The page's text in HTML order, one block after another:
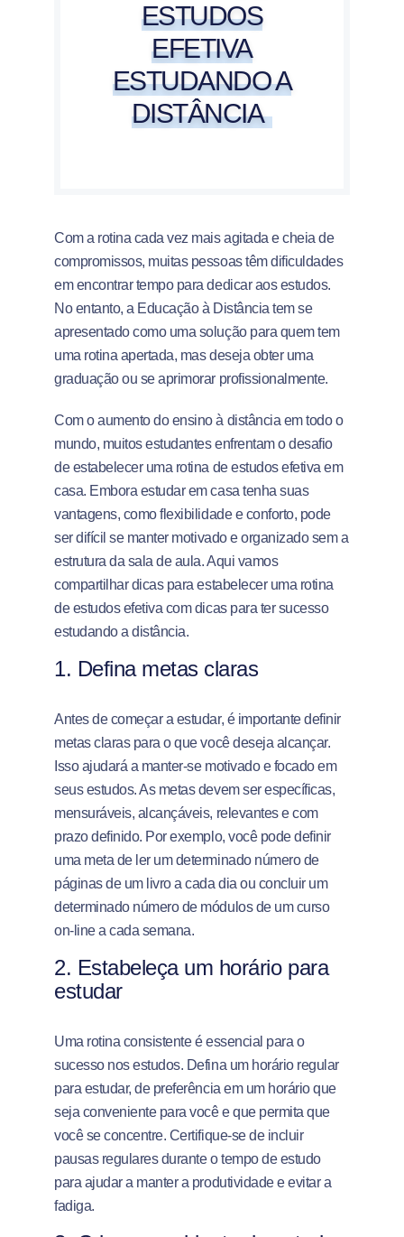
ESTUDOS
EFETIVA
ESTUDANDO A
DISTÂNCIA
Com a rotina cada vez mais agitada e cheia de
compromissos, muitas pessoas têm dificuldades
em encontrar tempo para dedicar aos estudos.
No entanto, a Educação à Distância tem se
apresentado como uma solução para quem tem
uma rotina apertada, mas deseja obter uma
graduação ou se aprimorar profissionalmente.
Com o aumento do ensino à distância em todo o
mundo, muitos estudantes enfrentam o desafio
de estabelecer uma rotina de estudos efetiva em
casa. Embora estudar em casa tenha suas
vantagens, como flexibilidade e conforto, pode
ser difícil se manter motivado e organizado sem a
estrutura da sala de aula. Aqui vamos
compartilhar dicas para estabelecer uma rotina
de estudos efetiva com dicas para ter sucesso
estudando a distância.
1. Defina metas claras
Antes de começar a estudar, é importante definir
metas claras para o que você deseja alcançar.
Isso ajudará a manter-se motivado e focado em
seus estudos. As metas devem ser específicas,
mensuráveis, alcançáveis, relevantes e com
prazo definido. Por exemplo, você pode definir
uma meta de ler um determinado número de
páginas de um livro a cada dia ou concluir um
determinado número de módulos de um curso
on-line a cada semana.
2. Estabeleça um horário para
estudar
Uma rotina consistente é essencial para o
sucesso nos estudos. Defina um horário regular
para estudar, de preferência em um horário que
seja conveniente para você e que permita que
você se concentre. Certifique-se de incluir
pausas regulares durante o tempo de estudo
para ajudar a manter a produtividade e evitar a
fadiga.